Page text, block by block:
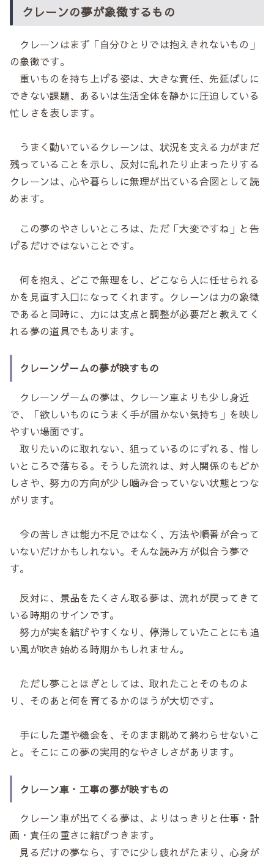
クレーンの夢が象徴するもの
クレーンはまず「自分ひとりでは抱えきれないもの」
の象徴です。
重いものを持ち上げる姿は、大きな責任、先延ばしに
できない課題、あるいは生活全体を静かに圧迫している
忙しさを表します。
うまく動いているクレーンは、状況を支える力がまだ
残っていることを示し、反対に乱れたり止まったりする
クレーンは、心や暮らしに無理が出ている合図として読
めます。
この夢のやさしいところは、ただ「大変ですね」と告
げるだけではないことです。
何を抱え、どこで無理をし、どこなら人に任せられる
かを見直す入口になってくれます。クレーンは力の象徴
であると同時に、力には支点と調整が必要だと教えてく
れる夢の道具でもあります。
クレーンゲームの夢が映すもの
クレーンゲームの夢は、クレーン車よりも少し身近
で、「欲しいものにうまく手が届かない気持ち」を映し
やすい場面です。
取りたいのに取れない、狙っているのにずれる、惜し
いところで落ちる。そうした流れは、対人関係のもどか
しさや、努力の方向が少し噛み合っていない状態とつな
がります。
今の苦しさは能力不足ではなく、方法や順番が合って
いないだけかもしれない。そんな読み方が似合う夢で
す。
反対に、景品をたくさん取る夢は、流れが戻ってきて
いる時期のサインです。
努力が実を結びやすくなり、停滞していたことにも追
い風が吹き始める時期かもしれません。
ただし夢ことほぎとしては、取れたことそのものよ
り、そのあと何を育てるかのほうが大切です。
手にした運や機会を、そのまま眺めて終わらせないこ
と。そこにこの夢の実用的なやさしさがあります。
クレーン車・工事の夢が映すもの
クレーン車が出てくる夢は、よりはっきりと仕事・計
画・責任の重さに結びつきます。
見るだけの夢なら、すでに少し疲れがたまり、心身が